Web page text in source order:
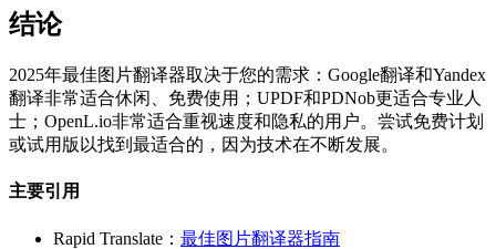
结论
2025年最佳图片翻译器取决于您的需求：Google翻译和Yandex
翻译非常适合休闲、免费使用；UPDF和PDNob更适合专业人
士；OpenL.io非常适合重视速度和隐私的用户。尝试免费计划
或试用版以找到最适合的，因为技术在不断发展。
主要引用
Rapid Translate： 最佳图片翻译器指南